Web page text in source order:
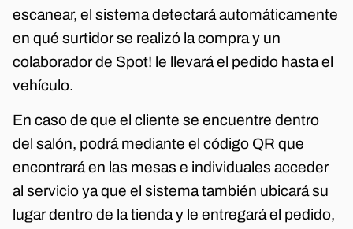
escanear, el sistema detectará automáticamente
en qué surtidor se realizó la compra y un
colaborador de Spot! le llevará el pedido hasta el
vehículo.
En caso de que el cliente se encuentre dentro
del salón, podrá mediante el código QR que
encontrará en las mesas e individuales acceder
al servicio ya que el sistema también ubicará su
lugar dentro de la tienda y le entregará el pedido,